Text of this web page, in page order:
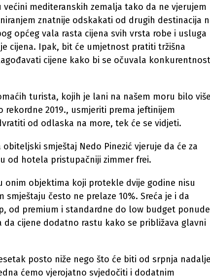
mediteranskih zemalja tako da ne vjerujem
znatnije odskakati od drugih destinacija
općeg vala rasta cijena svih vrsta robe i usluga
cijena. Ipak, bit će umjetnost pratiti tržišna
cijene kako bi se očuvala konkurentnost
turista, kojih je lani na našem moru bilo više
rekordne 2019., usmjeriti prema jeftinijem
od odlaska na more, tek će se vidjeti.
smještaj Nedo Pinezić vjeruje da će za
od hotela pristupačniji zimmer frei.
onim objektima koji protekle dvije godine nisu
često ne prelaze 10%. Sreća je i da
od premium i standardne do low budget ponude
da cijene dodatno rastu kako se približava glavni
posto niže nego što će biti od srpnja
ćemo vjerojatno svjedočiti i dodatnim